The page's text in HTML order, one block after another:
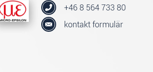
+46 8 564 733 80
kontakt formulär